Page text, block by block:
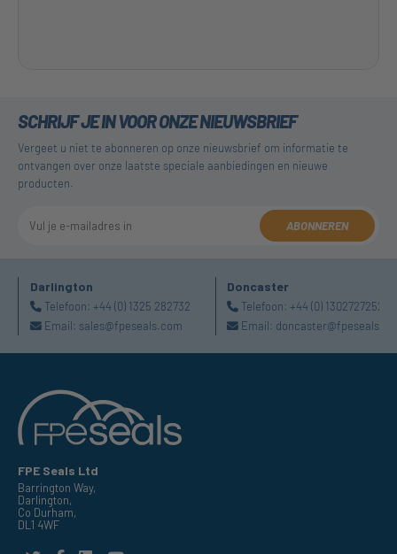
SCHRIJF JE IN VOOR ONZE NIEUWSBRIEF
Vergeet u niet te abonneren op onze nieuwsbrief om informatie te
ontvangen over onze laatste speciale aanbiedingen en nieuwe
producten.
ABONNEREN
Darlington
Telefoon: +44 (0) 1325 282732
Email: sales@fpeseals.com
Doncaster
Telefoon: +44 (0) 1302727252
Email:
FPE Seals Ltd
Barrington Way,
Darlington,
Co Durham,
DL1 4WF